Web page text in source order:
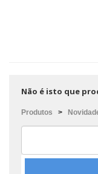
Não é isto que
Produtos >